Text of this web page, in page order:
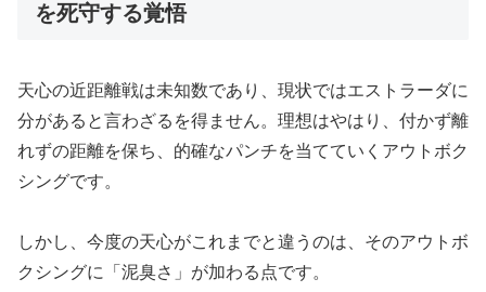
を死守する覚悟
天心の近距離戦は未知数であり、現状ではエストラーダに
分があると言わざるを得ません。理想はやはり、付かず離
れずの距離を保ち、的確なパンチを当てていくアウトボク
シングです。
しかし、今度の天心がこれまでと違うのは、そのアウトボ
クシングに「泥臭さ」が加わる点です。